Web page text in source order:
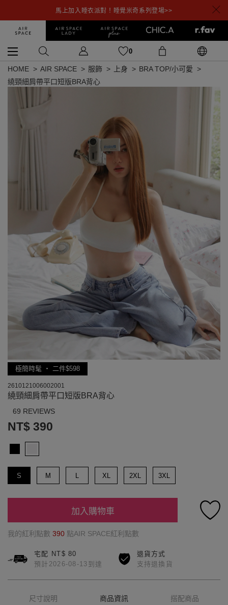
馬上加入睡衣派對！睡覺米奇系列登場>>
0
HOME AIR SPACE 服飾 上身
BRA TOP/小可愛
繞頸細肩帶平口短版BRA背心
極簡時髦 ‧ 二件$598
2610121006002001
繞頸細肩帶平口短版BRA背心
69 REVIEWS
NT$ 390
S M L XL 2XL 3XL
加入購物車
我的紅利點數 390 點AIR SPACE紅利點數
宅配 NT$ 80
預計2026-08-13到達
退貨方式
支持退換貨
尺寸說明 商品資訊 搭配商品